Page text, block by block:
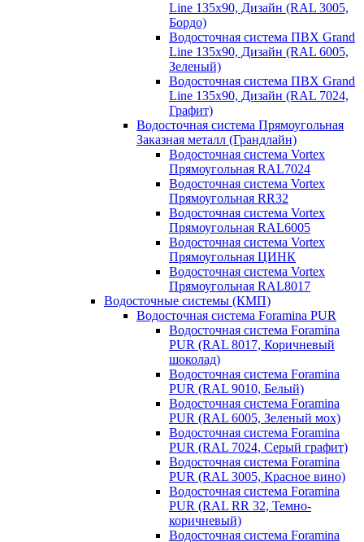
Line 135х90, Дизайн (RAL 3005,
Бордо)
Водосточная система ПВХ Grand
Line 135х90, Дизайн (RAL 6005,
Зеленый)
Водосточная система ПВХ Grand
Line 135х90, Дизайн (RAL 7024,
Графит)
Водосточная система Прямоугольная
Заказная металл (Грандлайн)
Водосточная система Vortex
Прямоугольная RAL7024
Водосточная система Vortex
Прямоугольная RR32
Водосточная система Vortex
Прямоугольная RAL6005
Водосточная система Vortex
Прямоугольная ЦИНК
Водосточная система Vortex
Прямоугольная RAL8017
Водосточные системы (КМП)
Водосточная система Foramina PUR
Водосточная система Foramina
PUR (RAL 8017, Коричневый
шоколад)
Водосточная система Foramina
PUR (RAL 9010, Белый)
Водосточная система Foramina
PUR (RAL 6005, Зеленый мох)
Водосточная система Foramina
PUR (RAL 7024, Серый графит)
Водосточная система Foramina
PUR (RAL 3005, Красное вино)
Водосточная система Foramina
PUR (RAL RR 32, Темно-
коричневый)
Водосточная система Foramina